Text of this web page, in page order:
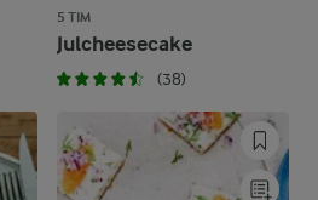
5 TIM
Julcheesecake
(38)